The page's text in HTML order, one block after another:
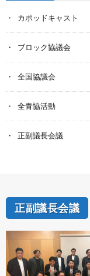
カポッドキャスト
ブロック協議会
全国協議会
全青協活動
正副議長会議
正副議長会議